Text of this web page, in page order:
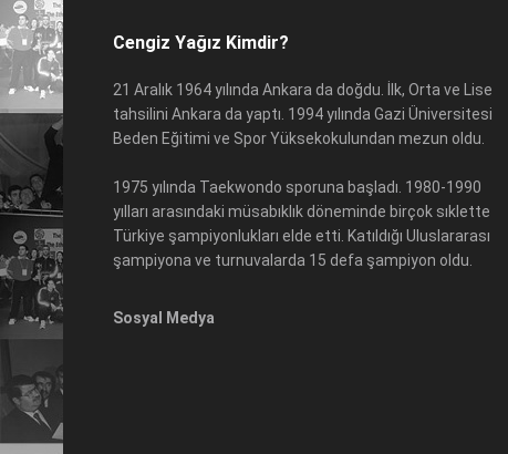
Cengiz Yağız Kimdir?
21 Aralık 1964 yılında Ankara da doğdu. İlk, Orta ve Lise
tahsilini Ankara da yaptı. 1994 yılında Gazi Üniversitesi
Beden Eğitimi ve Spor Yüksekokulundan mezun oldu.
1975 yılında Taekwondo sporuna başladı. 1980-1990
yılları arasındaki müsabıklık döneminde birçok sıklette
Türkiye şampiyonlukları elde etti. Katıldığı Uluslararası
şampiyona ve turnuvalarda 15 defa şampiyon oldu.
Sosyal Medya